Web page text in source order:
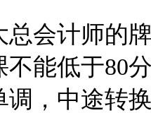
计师的牌
能低于80
调，中途转